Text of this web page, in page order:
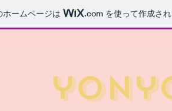
ホームページは .com を使って作成さ